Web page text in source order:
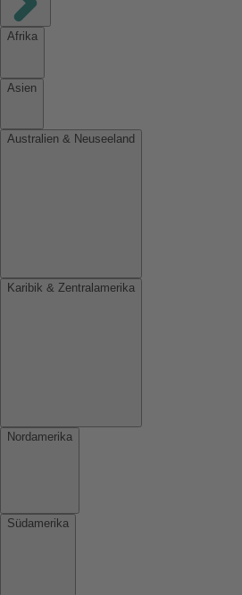
Afrika
Asien
Australien & Neuseeland
Karibik & Zentralamerika
Nordamerika
Südamerika